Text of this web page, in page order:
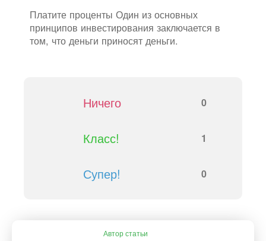
Платите проценты Один из основных
принципов инвестирования заключается в
том, что деньги приносят деньги.
Ничего 0
Класс! 1
Супер! 0
Автор статьи